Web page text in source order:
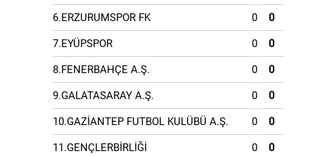
6.ERZURUMSPOR FK 0 0
7.EYÜPSPOR 0 0
8.FENERBAHÇE A.Ş. 0 0
9.GALATASARAY A.Ş. 0 0
10.GAZİANTEP FUTBOL KULÜBÜ A.Ş. 0 0
11.GENÇLERBİRLİĞİ 0 0